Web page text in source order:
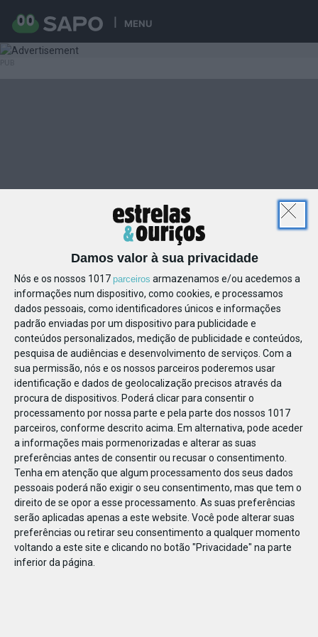
MENU
Damos valor à sua privacidade
Nós e os nossos 1017 parceiros armazenamos e/ou acedemos a
informações num dispositivo, como cookies, e processamos
dados pessoais, como identificadores únicos e informações
padrão enviadas por um dispositivo para publicidade e
conteúdos personalizados, medição de publicidade e conteúdos,
pesquisa de audiências e desenvolvimento de serviços. Com a
sua permissão, nós e os nossos parceiros poderemos usar
identificação e dados de geolocalização precisos através da
procura de dispositivos. Poderá clicar para consentir o
processamento por nossa parte e pela parte dos nossos 1017
parceiros, conforme descrito acima. Em alternativa, pode aceder
a informações mais pormenorizadas e alterar as suas
preferências antes de consentir ou recusar o consentimento.
Tenha em atenção que algum processamento dos seus dados
pessoais poderá não exigir o seu consentimento, mas que tem o
direito de se opor a esse processamento. As suas preferências
serão aplicadas apenas a este website. Você pode alterar suas
preferências ou retirar seu consentimento a qualquer momento
voltando a este site e clicando no botão "Privacidade" na parte
inferior da página.
25379265418394